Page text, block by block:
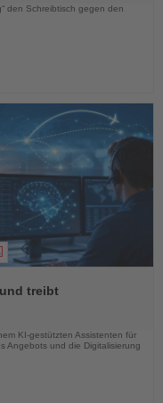
den Schreibtisch gegen den
treibt
KI-gestützten Assistenten für
Angebots und die Digitalisierung